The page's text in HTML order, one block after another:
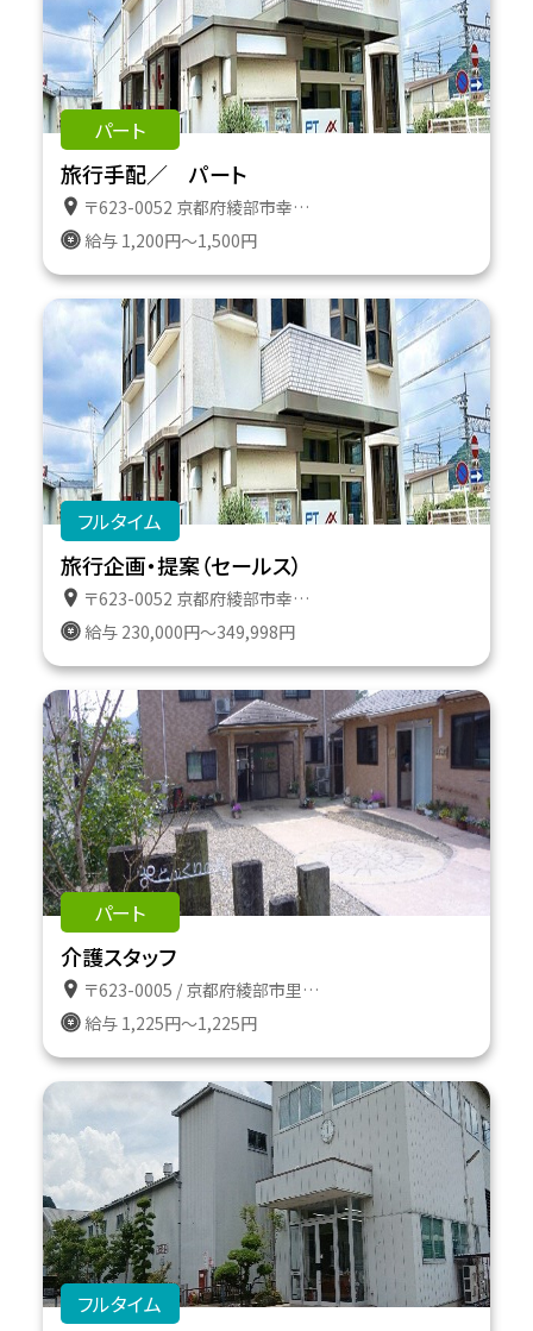
パート
旅行手配／ パート
〒623-0052 京都府綾部市幸通り１１番地
給与 1,200円～1,500円
フルタイム
旅行企画・提案（セールス）
〒623-0052 京都府綾部市幸通り１１番地
給与 230,000円～349,998円
パート
介護スタッフ
〒623-0005 / 京都府綾部市里町向屋敷３３
給与 1,225円～1,225円
フルタイム